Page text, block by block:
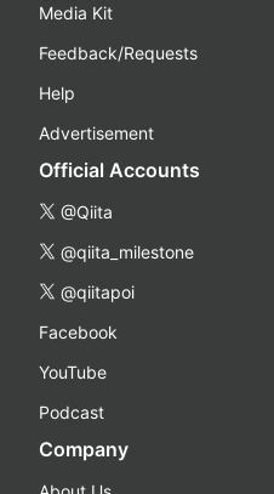
Media Kit
Feedback/Requests
Help
Advertisement
Official Accounts
@Qiita
@qiita_milestone
@qiitapoi
Facebook
YouTube
Podcast
Company